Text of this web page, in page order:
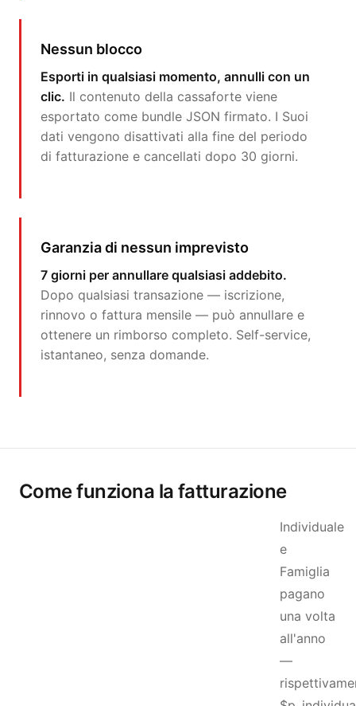
Nessun blocco
Esporti in qualsiasi momento, annulli con un
clic. Il contenuto della cassaforte viene
esportato come bundle JSON firmato. I Suoi
dati vengono disattivati alla fine del periodo
di fatturazione e cancellati dopo 30 giorni.
Garanzia di nessun imprevisto
7 giorni per annullare qualsiasi addebito.
Dopo qualsiasi transazione — iscrizione,
rinnovo o fattura mensile — può annullare e
ottenere un rimborso completo. Self-service,
istantaneo, senza domande.
Come funziona la fatturazione
Individuale
e
Famiglia
pagano
una volta
all'anno
—